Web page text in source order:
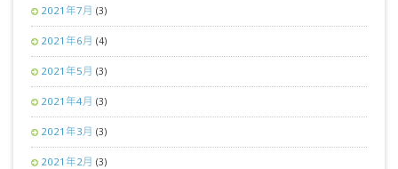
2021年7月 (3)
2021年6月 (4)
2021年5月 (3)
2021年4月 (3)
2021年3月 (3)
2021年2月 (3)